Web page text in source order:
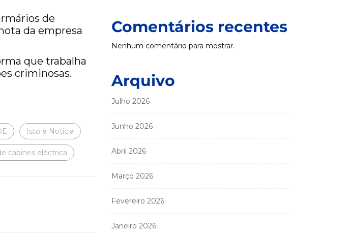
de
da empresa
que trabalha
criminosas.
Isto é Notícia
cabines eléctrica
Comentários recentes
Nenhum comentário para mostrar.
Arquivo
Julho 2026
Junho 2026
Abril 2026
Março 2026
Fevereiro 2026
Janeiro 2026